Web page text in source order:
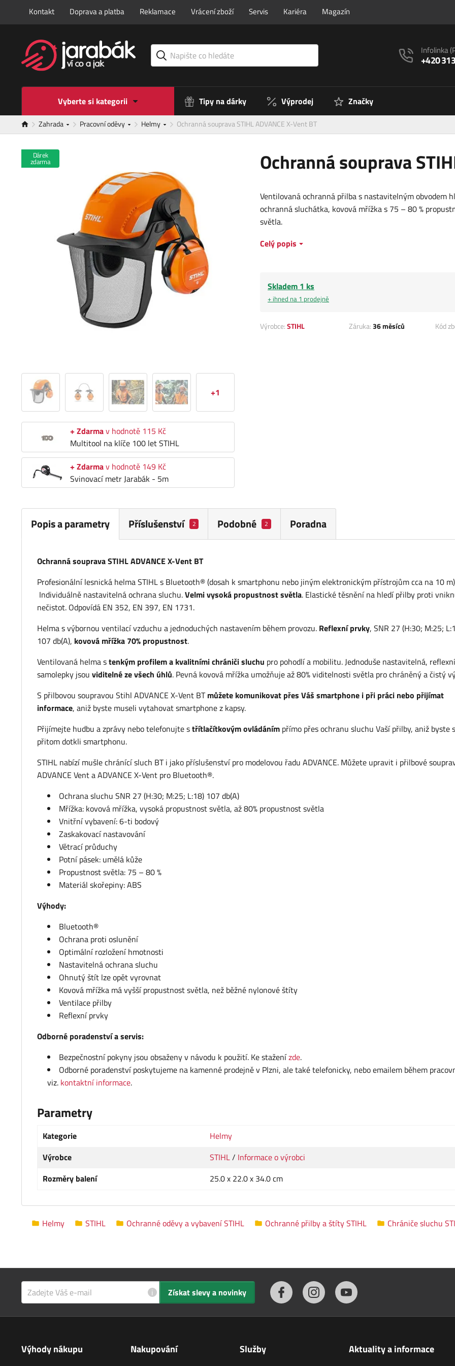
Kontakt Doprava a platba Reklamace Vrácení zboží Servis Kariéra Magazín
Infolinka
+420
Vyberte si kategorii Tipy na dárky Výprodej Značky
Zahrada Pracovní oděvy Helmy Ochranná souprava STIHL ADVANCE X-Vent BT
Ochranná souprava
Dárek
zdarma
+1
+ Zdarmav hodnotě 115 Kč
Multitool na klíče 100 let STIHL
+ Zdarmav hodnotě 149 Kč
Svinovací metr Jarabák - 5m
Ventilovaná ochranná přilba s nastavitelným obvodem
ochranná sluchátka, kovová mřížka s 75 – 80 %
světla.
Celý popis
Skladem 1 ks
+ ihned na 1 prodejně
Výrobce:STIHL Záruka:36 měsíců Kód
Popis a parametry Příslušenství 2 Podobné 2 Poradna
Ochranná souprava STIHL ADVANCE X-Vent BT
Profesionální lesnická helma STIHL s Bluetooth® (dosah k smartphonu nebo jiným elektronickým přístrojům cca na 10
Individuálně nastavitelná ochrana sluchu.Velmi vysoká propustnost světla. Elastické těsnění na hledí přilby proti
nečistot. Odpovídá EN 352, EN 397, EN 1731.
Helma s výbornou ventilací vzduchu a jednoduchých nastavením během provozu. Reflexní prvky, SNR 27 (H:30; M:25;
107 db(A), kovová mřížka 70% propustnost.
Ventilovaná helma stenkým profilem a kvalitními chrániči sluchu pro pohodlí a mobilitu. Jednoduše nastavitelná, reflexní
samolepky jsou viditelné ze všech úhlů. Pevná kovová mřížka umožňuje až 80% viditelnosti světla pro chráněný a čistý
S přilbovou soupravou Stihl ADVANCE X-Vent BTmůžete komunikovat přes Váš smartphone i při práci nebo přijímat
informace, aniž byste museli vytahovat smartphone z kapsy.
Přijímejte hudbu a zprávy nebo telefonujte střítlačítkovým ovládáním přímo přes ochranu sluchu Vaší přilby, aniž byste
přitom dotkli smartphonu.
STIHL nabízí mušle chránící sluch BT i jako příslušenství pro modelovou řadu ADVANCE. Můžete upravit i přilbové
ADVANCE Vent a ADVANCE X-Vent pro Bluetooth®.
Ochrana sluchu SNR 27 (H:30; M:25; L:18) 107 db(A)
Mřížka: kovová mřížka, vysoká propustnost světla, až 80% propustnost světla
Vnitřní vybavení: 6-ti bodový
Zaskakovací nastavování
Větrací průduchy
Potní pásek: umělá kůže
Propustnost světla: 75 – 80 %
Materiál skořepiny: ABS
Výhody:
Bluetooth®
Ochrana proti oslunění
Optimální rozložení hmotnosti
Nastavitelná ochrana sluchu
Ohnutý štít lze opět vyrovnat
Kovová mřížka má vyšší propustnost světla, než běžné nylonové štíty
Ventilace přilby
Reflexní prvky
Odborné poradenství a servis:
Bezpečnostní pokyny jsou obsaženy v návodu k použití. Ke staženízde.
Odborné poradenství poskytujeme na kamenné prodejně v Plzni, ale také telefonicky, nebo emailem během
viz. kontaktní informace.
Parametry
Kategorie
Helmy
Výrobce
STIHL/ Informace o výrobci
Rozměry balení
25.0 x 22.0 x 34.0 cm
Helmy STIHL Ochranné oděvy a vybavení STIHL Ochranné přilby a štíty STIHL Chrániče sluchu
i Získat slevy a novinky
Výhody nákupu Nakupování Služby Aktuality a informace